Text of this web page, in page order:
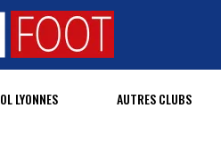
OL LYONNES AUTRES CLUBS